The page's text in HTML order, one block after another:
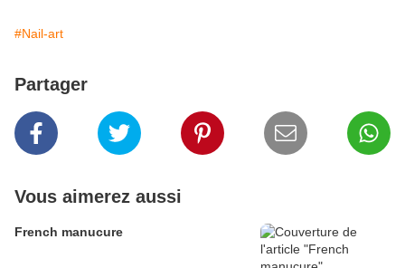
#Nail-art
Partager
Vous aimerez aussi
French manucure